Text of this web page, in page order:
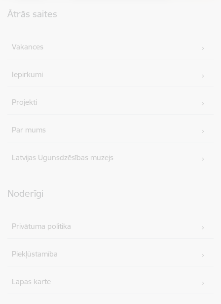
Ātrās saites
Vakances
Iepirkumi
Projekti
Par mums
Latvijas Ugunsdzēsības muzejs
Noderīgi
Privātuma politika
Piekļūstamība
Lapas karte